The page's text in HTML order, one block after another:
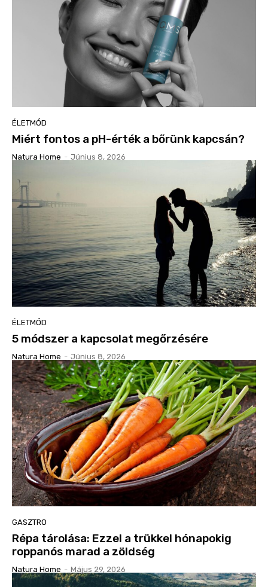
ÉLETMÓD
Miért fontos a pH-érték a bőrünk kapcsán?
Natura Home - Június 8, 2026
ÉLETMÓD
5 módszer a kapcsolat megőrzésére
Natura Home - Június 8, 2026
GASZTRO
Répa tárolása: Ezzel a trükkel hónapokig
roppanós marad a zöldség
Natura Home - Május 29, 2026